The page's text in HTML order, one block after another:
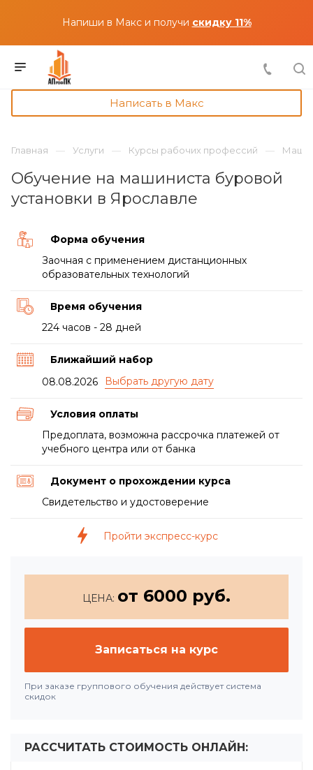
Напиши в Макс и получи скидку 11%
Написать в Макс
Главная Услуги Курсы рабочих профессий
Обучение на машиниста буровой
установки в Ярославле
Форма обучения
Заочная с применением дистанционных
образовательных технологий
Время обучения
224 часов - 28 дней
Ближайший набор
08.08.2026
Условия оплаты
Предоплата, возможна рассрочка платежей от
учебного центра или от банка
Документ о прохождении курса
Свидетельство и удостоверение
Пройти экспресс-курс
ЦЕНА: от 6000 руб.
Записаться на курс
При заказе группового обучения действует система
скидок
РАССЧИТАТЬ СТОИМОСТЬ ОНЛАЙН: